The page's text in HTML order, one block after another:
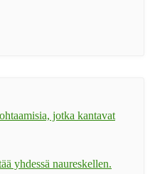
jotka kantavat